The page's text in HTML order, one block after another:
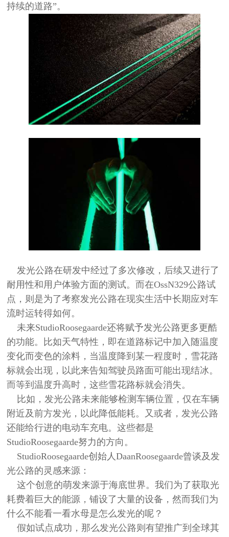
持续的道路”。
发光公路在研发中经过了多次修改，后续又进行了
耐用性和用户体验方面的测试。而在OssN329公路试
点，则是为了考察发光公路在现实生活中长期应对车
流时运转得如何。
未来StudioRoosegaarde还将赋予发光公路更多更酷
的功能。比如天气特性，即在道路标记中加入随温度
变化而变色的涂料，当温度降到某一程度时，雪花路
标就会出现，以此来告知驾驶员路面可能出现结冰。
而等到温度升高时，这些雪花路标就会消失。
比如，发光公路未来能够检测车辆位置，仅在车辆
附近及前方发光，以此降低能耗。又或者，发光公路
还能给行进的电动车充电。这些都是
StudioRoosegaarde努力的方向。
StudioRoosegaarde创始人DaanRoosegaarde曾谈及发
光公路的灵感来源：
这个创意的萌发来源于海底世界。我们为了获取光
耗费着巨大的能源，铺设了大量的设备，然而我们为
什么不能看一看水母是怎么发光的呢？
假如试点成功，那么发光公路则有望推广到全球其